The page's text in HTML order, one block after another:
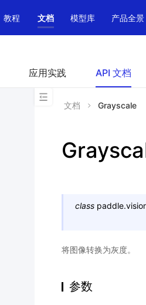
教程 文档 模型库 产品全景
应用实践 API 文档
文档 Grayscale
class
将图像转换为灰度。
参数